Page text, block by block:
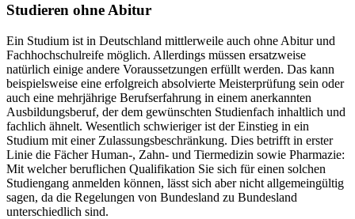
Studieren ohne Abitur
Ein Studium ist in Deutschland mittlerweile auch ohne Abitur und
Fachhochschulreife möglich. Allerdings müssen ersatzweise
natürlich einige andere Voraussetzungen erfüllt werden. Das kann
beispielsweise eine erfolgreich absolvierte Meisterprüfung sein oder
auch eine mehrjährige Berufserfahrung in einem anerkannten
Ausbildungsberuf, der dem gewünschten Studienfach inhaltlich und
fachlich ähnelt. Wesentlich schwieriger ist der Einstieg in ein
Studium mit einer Zulassungsbeschränkung. Dies betrifft in erster
Linie die Fächer Human-, Zahn- und Tiermedizin sowie Pharmazie:
Mit welcher beruflichen Qualifikation Sie sich für einen solchen
Studiengang anmelden können, lässt sich aber nicht allgemeingültig
sagen, da die Regelungen von Bundesland zu Bundesland
unterschiedlich sind.